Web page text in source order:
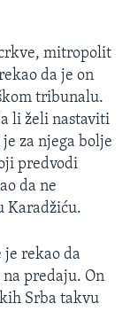
mitropolit
da je on
tribunalu.
li želi nastaviti
za njega bolje
predvodi
da ne
Karadžiću.
rekao da
predaju. On
Srba takvu